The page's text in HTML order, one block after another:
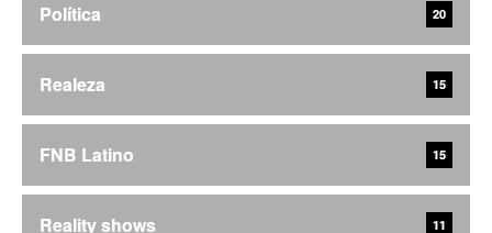
Política 20
Realeza 15
FNB Latino 15
Reality shows 11